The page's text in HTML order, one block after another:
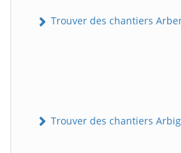
Trouver des chantiers
Trouver des chantiers